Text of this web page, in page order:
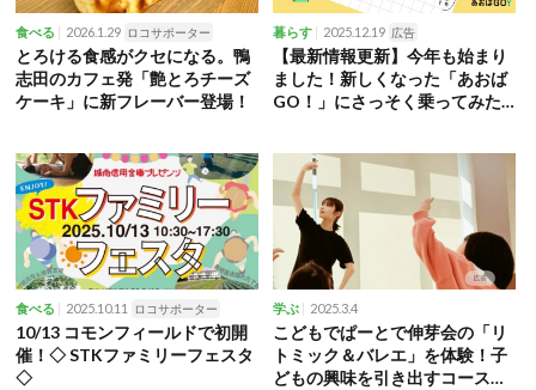
食べる 2026.1.29 ロコサポーター
とろける食感がクセになる。鴨
志田のカフェ発「艶とろチーズ
ケーキ」に新フレーバー登場！
暮らす 2025.12.19 広告
【最新情報更新】今年も始まり
ました！新しくなった「あおば
GO！」にさっそく乗ってみた
食べる 2025.10.11 ロコサポーター
10/13 コモンフィールドで初開
催！◇ STKファミリーフェスタ
◇
学ぶ 2025.3.4
こどもでぱーとで伸芽会の「リ
トミック＆バレエ」を体験！子
どもの興味を引き出すコースも